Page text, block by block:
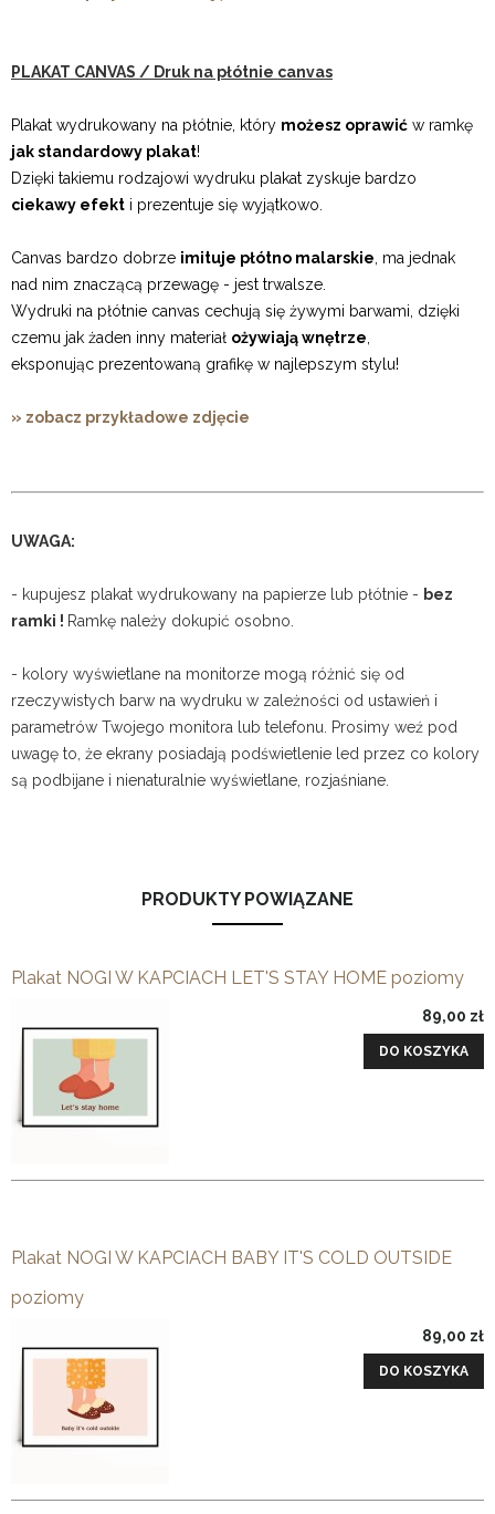
PLAKAT CANVAS / Druk na płótnie canvas
Plakat wydrukowany na płótnie, który możesz oprawić w ramkę
jak standardowy plakat!
Dzięki takiemu rodzajowi wydruku plakat zyskuje bardzo
ciekawy efekt i prezentuje się wyjątkowo.
Canvas bardzo dobrze imituje płótno malarskie , ma jednak
nad nim znaczącą przewagę - jest trwalsze.
Wydruki na płótnie canvas cechują się żywymi barwami, dzięki
czemu jak żaden inny materiał ożywiają wnętrze
eksponując prezentowaną grafikę w najlepszym stylu!
» zobacz przykładowe zdjęcie
UWAGA:
- kupujesz plakat wydrukowany na papierze lub płótnie - bez
ramki ! Ramkę należy dokupić osobno.
- kolory wyświetlane na monitorze mogą różnić się od
rzeczywistych barw na wydruku w zależności od ustawień i
parametrów Twojego monitora lub telefonu. Prosimy weź pod
uwagę to, że ekrany posiadają podświetlenie led przez co kolory
są podbijane i nienaturalnie wyświetlane, rozjaśniane.
PRODUKTY POWIĄZANE
Plakat NOGI W KAPCIACH LET'S STAY HOME poziomy
89,00 zł
DO KOSZYKA
Plakat NOGI W KAPCIACH BABY IT'S COLD OUTSIDE
poziomy
89,00 zł
DO KOSZYKA